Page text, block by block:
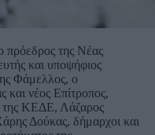
πρόεδρος της Νέας
και υποψήφιος
Φάμελλος, ο
και νέος Επίτροπος,
της ΚΕΔΕ, Λάζαρος
Δούκας, δήμαρχοι και